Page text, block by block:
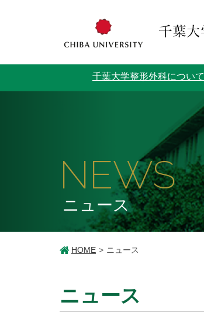
千葉大学整形外科について
NEWS
ニュース
HOME ニュース
ニュース